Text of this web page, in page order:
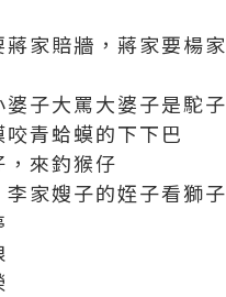
家賠牆，蔣家要楊家
子大罵大婆子是駝子
青蛤蟆的下下巴
來釣猴仔
家嫂子的姪子看獅子